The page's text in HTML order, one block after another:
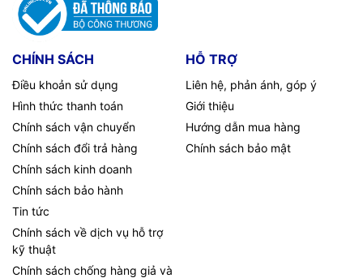
CHÍNH SÁCH
Điều khoản sử dụng
Hình thức thanh toán
Chính sách vận chuyển
Chính sách đổi trả hàng
Chính sách kinh doanh
Chính sách bảo hành
Tin tức
Chính sách về dịch vụ hỗ trợ
kỹ thuật
Chính sách chống hàng giả và
HỖ TRỢ
Liên hệ, phản ánh, góp ý
Giới thiệu
Hướng dẫn mua hàng
Chính sách bảo mật